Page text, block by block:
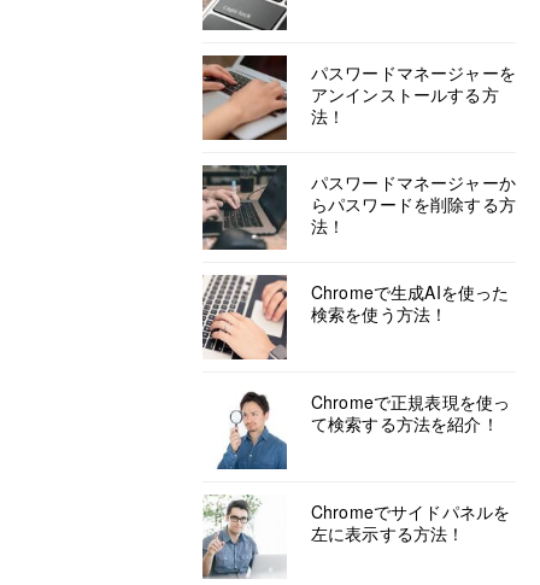
パスワードマネージャーを
アンインストールする方
法！
パスワードマネージャーか
らパスワードを削除する方
法！
Chromeで生成AIを使った
検索を使う方法！
Chromeで正規表現を使っ
て検索する方法を紹介！
Chromeでサイドパネルを
左に表示する方法！